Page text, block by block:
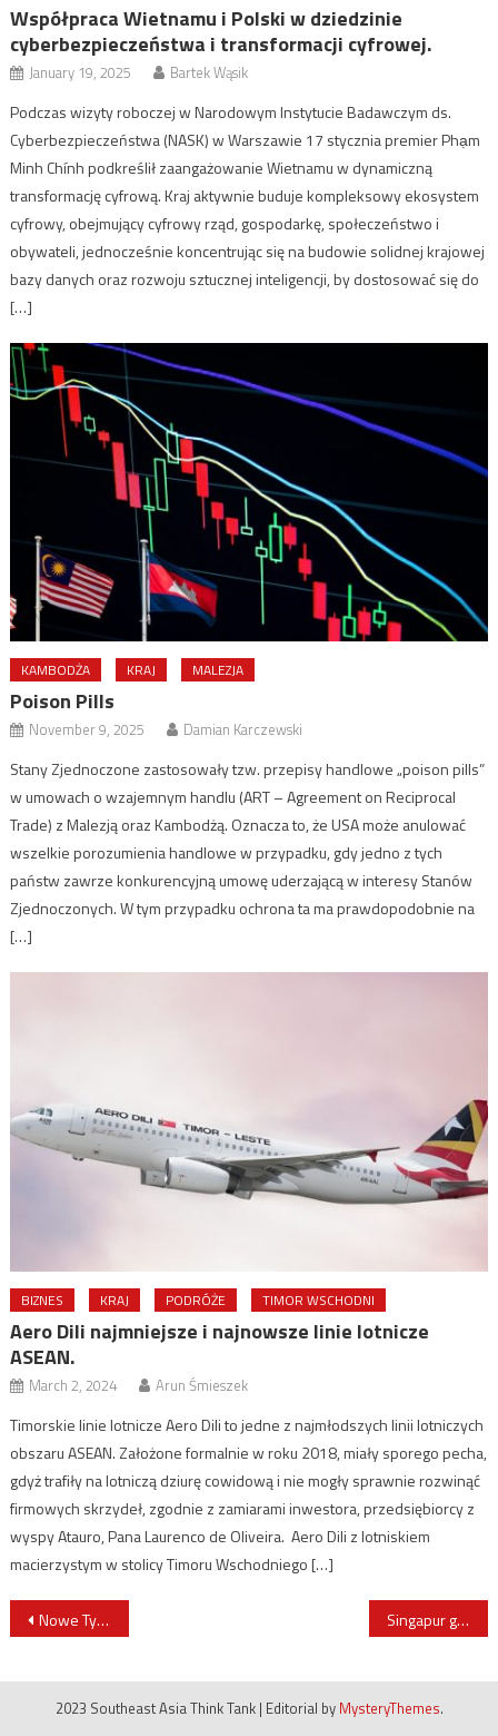
Współpraca Wietnamu i Polski w dziedzinie
cyberbezpieczeństwa i transformacji cyfrowej.
January 19, 2025 Bartek Wąsik
Podczas wizyty roboczej w Narodowym Instytucie Badawczym ds.
Cyberbezpieczeństwa (NASK) w Warszawie 17 stycznia premier Phạm
Minh Chính podkreślił zaangażowanie Wietnamu w dynamiczną
transformację cyfrową. Kraj aktywnie buduje kompleksowy ekosystem
cyfrowy, obejmujący cyfrowy rząd, gospodarkę, społeczeństwo i
obywateli, jednocześnie koncentrując się na budowie solidnej krajowej
bazy danych oraz rozwoju sztucznej inteligencji, by dostosować się do
[…]
KAMBODŻA KRAJ MALEZJA
Poison Pills
November 9, 2025 Damian Karczewski
Stany Zjednoczone zastosowały tzw. przepisy handlowe „poison pills”
w umowach o wzajemnym handlu (ART – Agreement on Reciprocal
Trade) z Malezją oraz Kambodżą. Oznacza to, że USA może anulować
wszelkie porozumienia handlowe w przypadku, gdy jedno z tych
państw zawrze konkurencyjną umowę uderzającą w interesy Stanów
Zjednoczonych. W tym przypadku ochrona ta ma prawdopodobnie na
[…]
BIZNES KRAJ PODRÓŻE TIMOR WSCHODNI
Aero Dili najmniejsze i najnowsze linie lotnicze
ASEAN.
March 2, 2024 Arun Śmieszek
Timorskie linie lotnicze Aero Dili to jedne z najmłodszych linii lotniczych
obszaru ASEAN. Założone formalnie w roku 2018, miały sporego pecha,
gdyż trafiły na lotniczą dziurę cowidową i nie mogły sprawnie rozwinąć
firmowych skrzydeł, zgodnie z zamiarami inwestora, przedsiębiorcy z
wyspy Atauro, Pana Laurenco de Oliveira. Aero Dili z lotniskiem
macierzystym w stolicy Timoru Wschodniego […]
Post
Nowe Tygrysy Azji. Ekonomia krajów ASEAN z bliska z Sergiuszem Prokuratem Singapur głosuje na nowego prezydenta
2023 Southeast Asia Think Tank | Editorial by MysteryThemes.